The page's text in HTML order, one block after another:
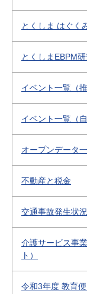
とくしま はぐく
とくしまEBPM
イベント一覧（
イベント一覧（
オープンデータ
不動産と税金
交通事故発生状況
介護サービス事
ト）
令和3年度 教育